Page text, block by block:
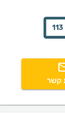
113
קשר